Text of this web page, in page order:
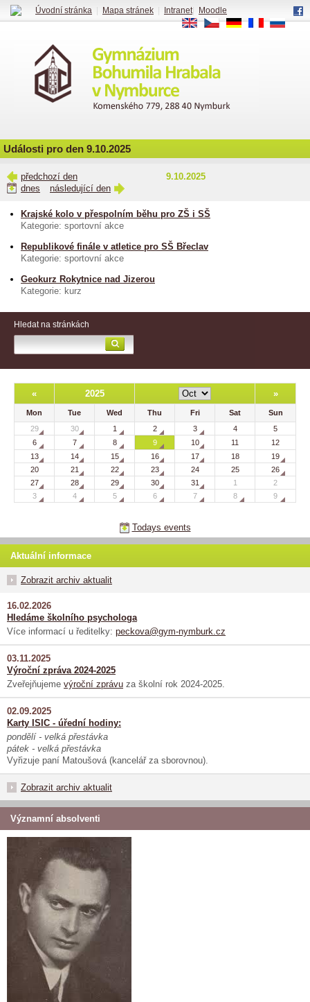
Události pro den 9.10.2025
předchozí den
9.10.2025
dnes
následující den
Krajské kolo v přespolním běhu pro ZŠ i SŠ
Kategorie: sportovní akce
Republikové finále v atletice pro SŠ Břeclav
Kategorie: sportovní akce
Geokurz Rokytnice nad Jizerou
Kategorie: kurz
Hledat na stránkách
« 2025 »
Mon Tue Wed Thu Fri Sat
Sun
29
30 1 2 3 4
5
6
7 8 9 10 11
12
13
14 15 16 17 18
19
20
21 22 23 24 25
26
27
28 29 30 31 1
2
3
4 5 6 7 8 9
Todays events
Aktuální informace
Zobrazit archiv aktualit
16.02.2026
Hledáme školního psychologa
Více informací u ředitelky: peckova@gym-nymburk.cz
03.11.2025
Výroční zpráva 2024-2025
Zveřejňujeme výroční zprávu za školní rok 2024-2025.
02.09.2025
Karty ISIC - úřední hodiny:
pondělí - velká přestávka
pátek - velká přestávka
Vyřizuje paní Matoušová (kancelář za sborovnou).
Zobrazit archiv aktualit
Významní absolventi
Úvodní stránka Mapa stránek Intranet|
Moodle
EN
CS DE FR RU